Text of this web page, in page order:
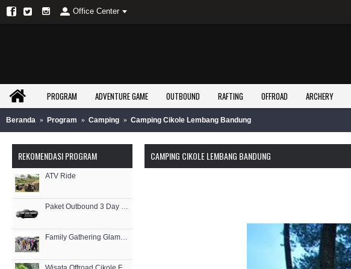
Office Center
PROGRAM ADVENTURE GAME OUTBOUND RAFTING OFFROAD ARCHERY
Beranda Program Camping Camping Cikole Lembang Bandung
REKOMENDASI PROGRAM
ATV Ride
Paket Outbound 3 Day 2 Night (3D2N)
Family Gathering Glamping Lembang EO Outbound Lembang Bandung
CAMPING CIKOLE LEMBANG BANDUNG